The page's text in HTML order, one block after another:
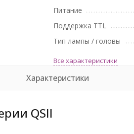
Питание
Поддержка TTL
Тип лампы / головы
Все характеристики
Характеристики
QSII